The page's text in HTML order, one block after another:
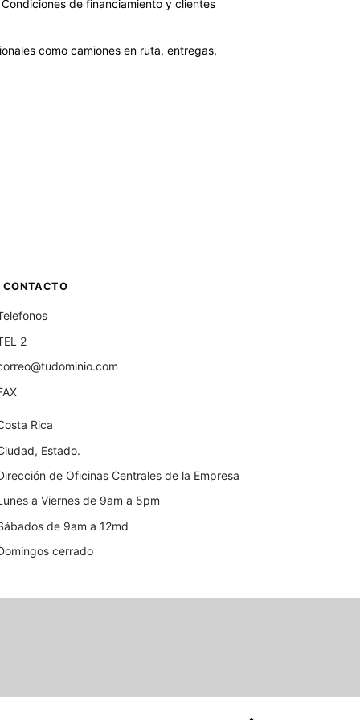
de financiamiento y clientes
como camiones en ruta, entregas,
CONTACTO
2
Rica
Estado.
de Oficinas Centrales de la Empresa
a Viernes de 9am a 5pm
de 9am a 12md
cerrado